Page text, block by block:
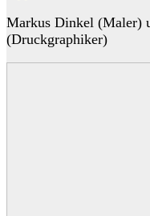
Markus Dinkel (Maler)
(Druckgraphiker)